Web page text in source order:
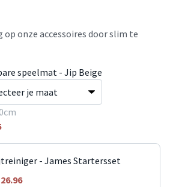
onze accessoires door slim te
speelmat - Jip Beige
- James Startersset
26.96